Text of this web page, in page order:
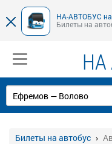
НА-АВТОБУС на
Билеты на
НА
Билеты на автобус